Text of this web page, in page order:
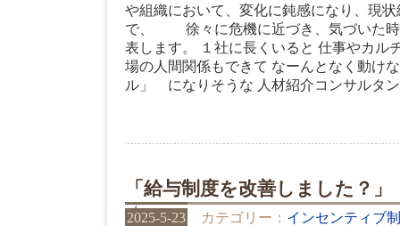
や組織において、変化に鈍感になり、現
で、 徐々に危機に近づき、気づいた時
表します。 １社に長くいると 仕事やカル
場の人間関係もできて なーんとなく動け
ル」 になりそうな 人材紹介コンサルタ
「給与制度を改善しました？」
2025-5-23 カテゴリー： インセンティブ